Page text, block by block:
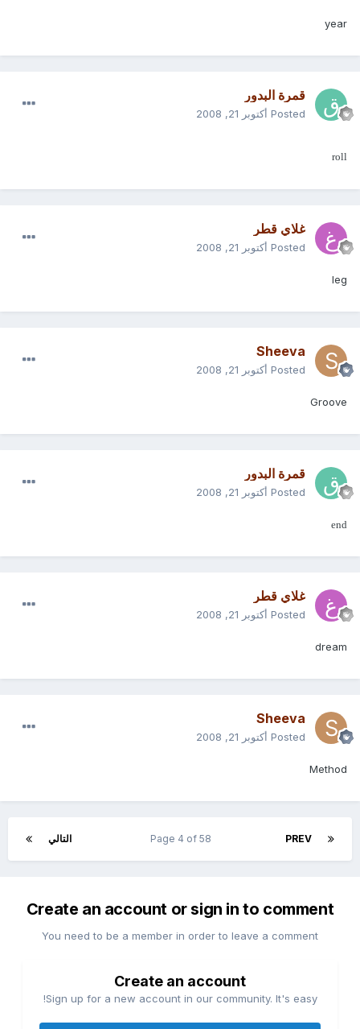
year
قمرة البدور
Posted أكتوبر 21, 2008
roll
غلاي قطر
Posted أكتوبر 21, 2008
leg
Sheeva
Posted أكتوبر 21, 2008
Groove
قمرة البدور
Posted أكتوبر 21, 2008
end
غلاي قطر
Posted أكتوبر 21, 2008
dream
Sheeva
Posted أكتوبر 21, 2008
Method
PREV التالي Page 4 of 58
Create an account or sign in to comment
You need to be a member in order to leave a comment
Create an account
Sign up for a new account in our community. It's easy!